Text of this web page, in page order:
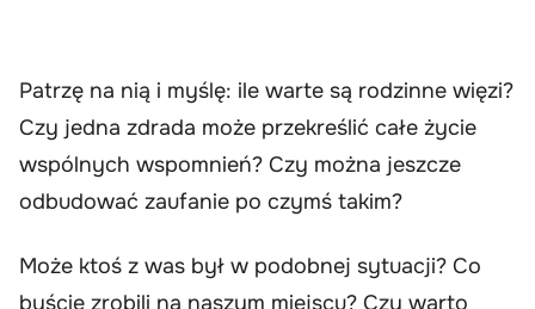
Patrzę na nią i myślę: ile warte są rodzinne więzi?
Czy jedna zdrada może przekreślić całe życie
wspólnych wspomnień? Czy można jeszcze
odbudować zaufanie po czymś takim?
Może ktoś z was był w podobnej sytuacji? Co
byście zrobili na naszym miejscu? Czy warto